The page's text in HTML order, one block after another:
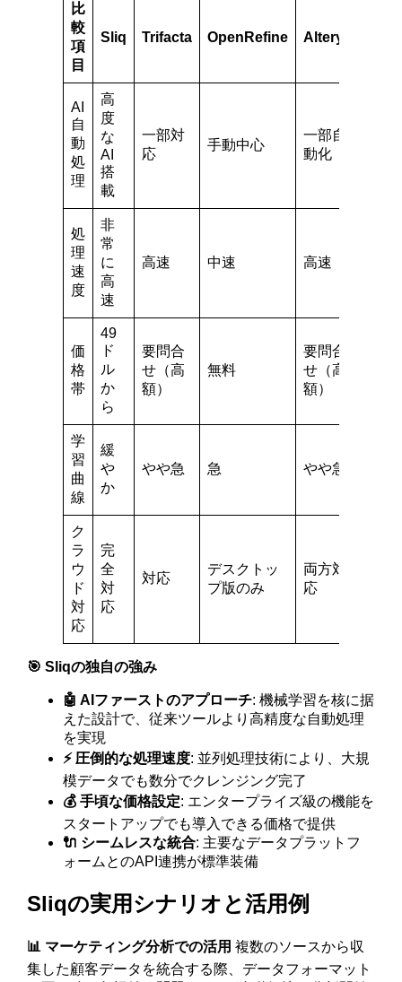
比
較
項
目
Sliq Trifacta OpenRefine Alteryx
AI
自
動
処
理
高
度
な
AI
搭
載
一部対
応
手動中心
一部自
動化
処
理
速
度
非
常
に
高
速
高速 中速 高速
価
格
帯
49
ド
ル
か
ら
要問合
せ（高
額）
無料
要問合
せ（高
額）
学
習
曲
線
緩
や
か
やや急 急 やや急
ク
ラ
ウ
ド
対
応
完
全
対
応
対応
デスクトッ
プ版のみ
両方対
応
🎯 Sliqの独自の強み
🤖 AIファーストのアプローチ: 機械学習を核に据
えた設計で、従来ツールより高精度な自動処理
を実現
⚡ 圧倒的な処理速度: 並列処理技術により、大規
模データでも数分でクレンジング完了
💰 手頃な価格設定: エンタープライズ級の機能を
スタートアップでも導入できる価格で提供
🔌 シームレスな統合: 主要なデータプラットフ
ォームとのAPI連携が標準装備
Sliqの実用シナリオと活用例
📊 マーケティング分析での活用 複数のソースから収
集した顧客データを統合する際、データフォーマット